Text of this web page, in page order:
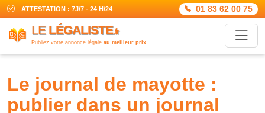
ATTESTATION : 7J/7 - 24 H/24 01 83 62 00 75
LE LÉGALISTE.fr
Publiez votre annonce légale au meilleur prix
le journal de mayotte :
publier dans un journal